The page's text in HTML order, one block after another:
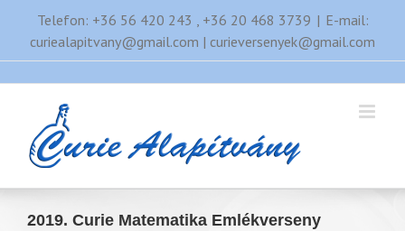
Telefon: +36 56 420 243 , +36 20 468 3739 | E-mail:
curiealapitvany@gmail.com | curieversenyek@gmail.com
2019. Curie Matematika Emlékverseny